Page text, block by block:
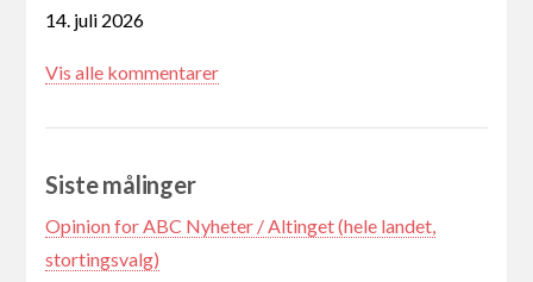
14. juli 2026
Vis alle kommentarer
Siste målinger
Opinion for ABC Nyheter / Altinget (hele landet,
stortingsvalg)